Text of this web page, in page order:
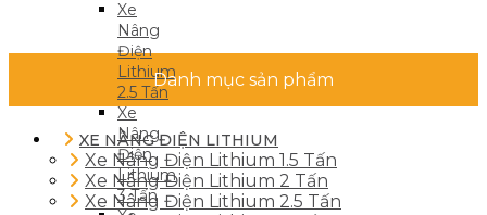
Xe
Nâng
Điện
Lithium
2.5 Tấn
Xe
Nâng
Điện
Lithium
3 Tấn
Danh mục sản phẩm
XE NÂNG ĐIỆN LITHIUM
Xe Nâng Điện Lithium 1.5 Tấn
Xe Nâng Điện Lithium 2 Tấn
Xe Nâng Điện Lithium 2.5 Tấn